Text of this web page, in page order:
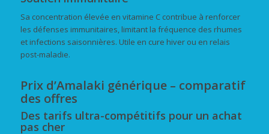
Sa concentration élevée en vitamine C contribue à renforcer
les défenses immunitaires, limitant la fréquence des rhumes
et infections saisonnières. Utile en cure hiver ou en relais
post-maladie.
Prix d’Amalaki générique – comparatif
des offres
Des tarifs ultra-compétitifs pour un achat
pas cher